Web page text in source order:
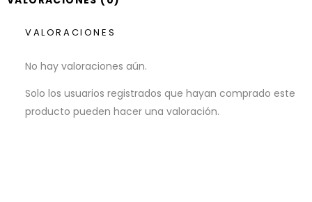
VALORACIONES
No hay valoraciones aún.
Solo los usuarios registrados que hayan comprado este
producto pueden hacer una valoración.